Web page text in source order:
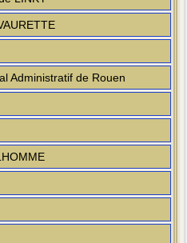
Administratif de Rouen